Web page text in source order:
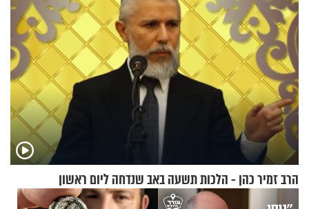
הרב זמיר כהן - הלכות תשעה באב שנדחה ליום ראשון